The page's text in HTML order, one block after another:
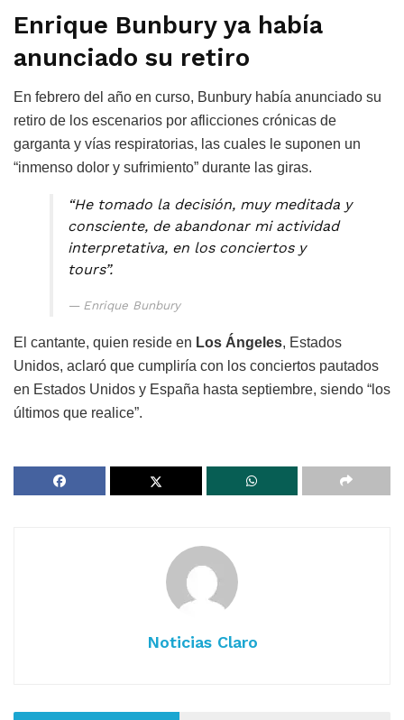
Enrique Bunbury ya había
anunciado su retiro
En febrero del año en curso, Bunbury había anunciado su
retiro de los escenarios por aflicciones crónicas de
garganta y vías respiratorias, las cuales le suponen un
“inmenso dolor y sufrimiento” durante las giras.
“He tomado la decisión, muy meditada y
consciente, de abandonar mi actividad
interpretativa, en los conciertos y
tours”.
Enrique Bunbury
El cantante, quien reside en Los Ángeles, Estados
Unidos, aclaró que cumpliría con los conciertos pautados
en Estados Unidos y España hasta septiembre, siendo “los
últimos que realice”.
Noticias Claro